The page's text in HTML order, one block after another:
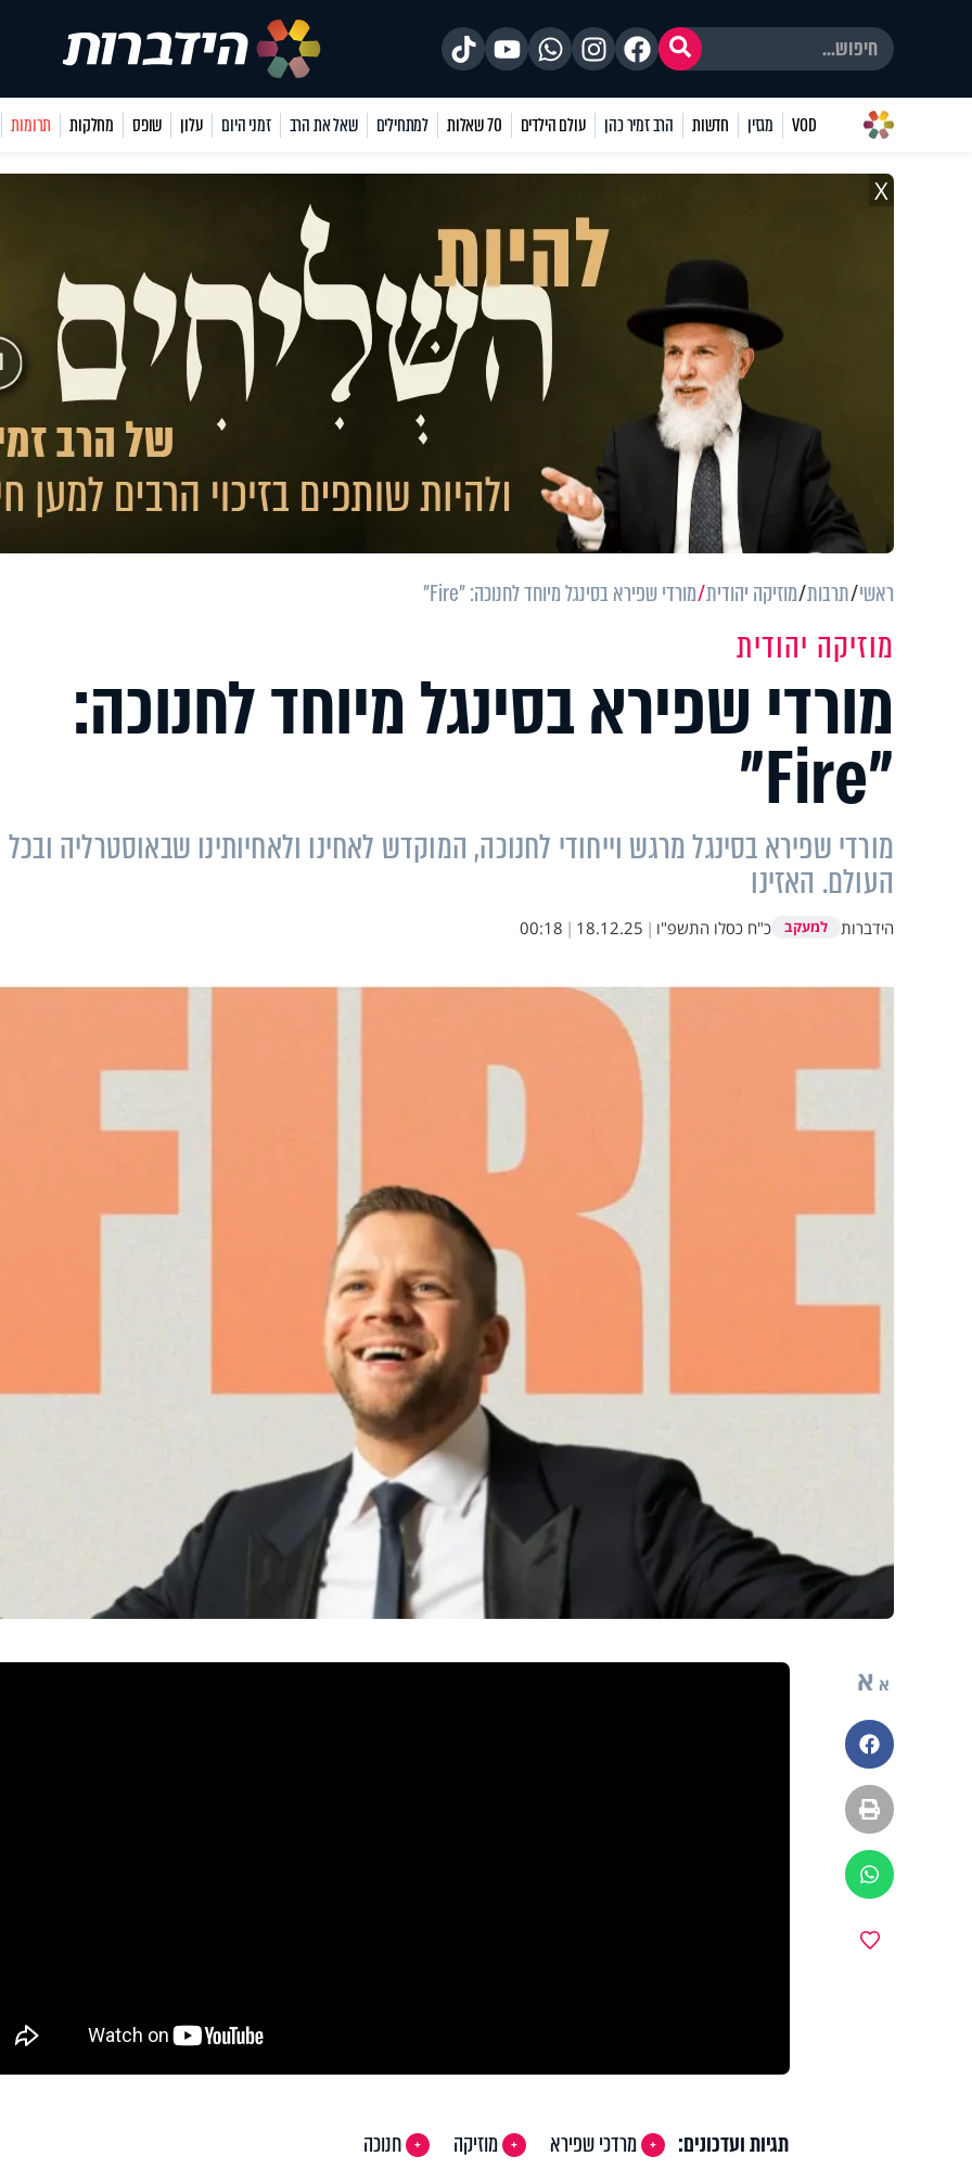
VOD מגזין חדשות הרב זמיר כהן עולם הילדים 70 שאלות למתחילים שאל את הרב זמני היום עלון שופס מחלקות תרומות
X
ראשי תרבות מוזיקה יהודית מורדי שפירא בסינגל מיוחד לחנוכה: "Fire"
מוזיקה יהודית
מורדי שפירא בסינגל מיוחד לחנוכה:
"Fire"
מורדי שפירא בסינגל מרגש וייחודי לחנוכה, המוקדש לאחינו ולאחיותינו שבאוסטרליה ובכל
העולם. האזינו
הידברות למעקב כ"ח כסלו התשפ"ו |
18.12.25
|
00:18
א א
פייסבוק
הדפסה
ווטסאפ
תגיות ועדכונים: מרדכי שפירא מוזיקה חנוכה